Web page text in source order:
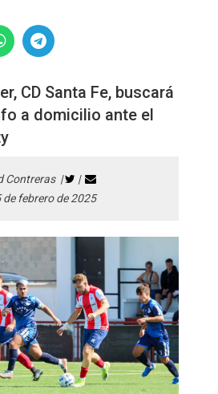
CD Santa Fe, buscará
a domicilio ante el
Contreras |
|
de febrero de 2025